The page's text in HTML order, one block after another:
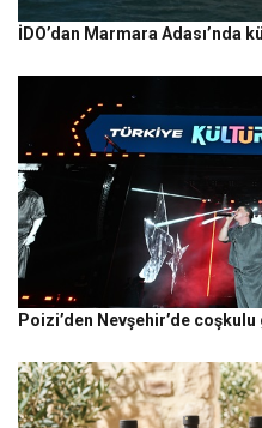
İDO’dan Marmara Adası’nda
Poizi’den Nevşehir’de coşkulu